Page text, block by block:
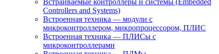
Датчики
(Sensors)
Диоды,
транзисторы
и
тиристоры
(Diodes,
Дисплеи
(Displays)
Драйверы
и
Встраиваемые контроллеры и системы (Embedded
Controllers and Systems)
Встроенная техника — модули с
микроконтроллером, микропроцессором, ПЛИС
Встроенная техника — ПЛИСы с
микроконтроллерами